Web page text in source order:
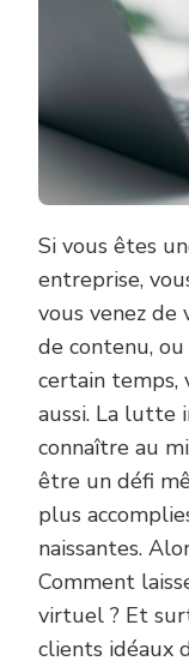
Si vous êtes
entreprise,
vous venez de
de contenu,
certain temps,
aussi. La lutte
connaître au
être un défi
plus
naissantes.
Comment
virtuel ? Et
clients idéaux